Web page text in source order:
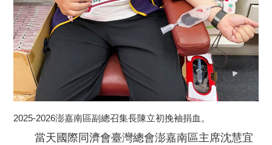
2025-2026澎嘉南區副總召集長陳立初挽袖捐血。
當天國際同濟會臺灣總會澎嘉南區主席沈慧宜